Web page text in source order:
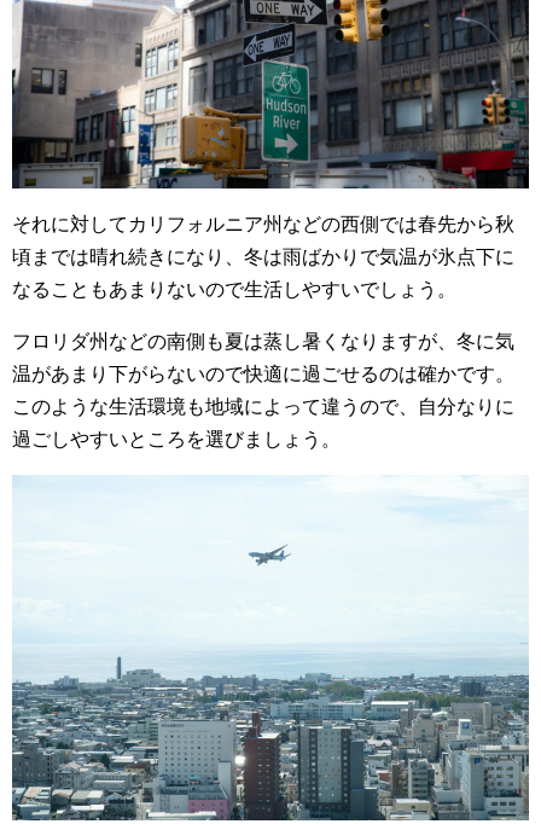
それに対してカリフォルニア州などの西側では春先から秋
頃までは晴れ続きになり、冬は雨ばかりで気温が氷点下に
なることもあまりないので生活しやすいでしょう。
フロリダ州などの南側も夏は蒸し暑くなりますが、冬に気
温があまり下がらないので快適に過ごせるのは確かです。
このような生活環境も地域によって違うので、自分なりに
過ごしやすいところを選びましょう。